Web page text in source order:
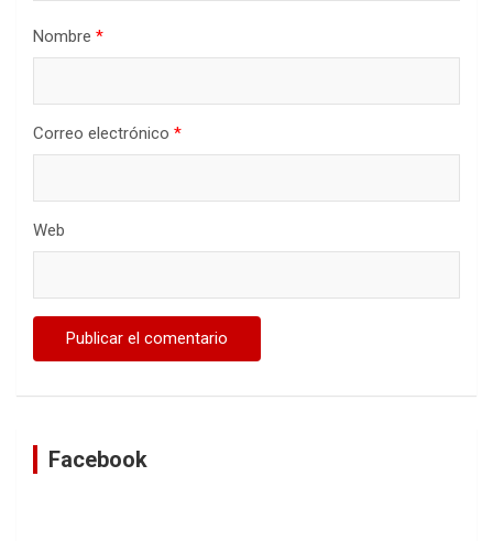
Nombre *
Correo electrónico *
Web
Facebook